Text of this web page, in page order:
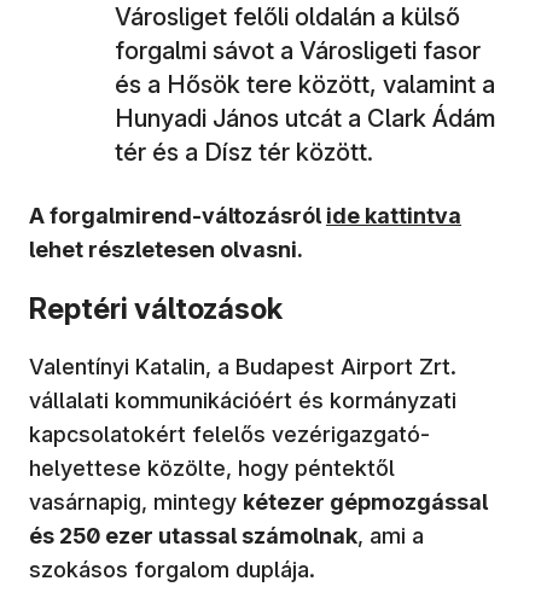
Városliget felőli oldalán a külső
forgalmi sávot a Városligeti fasor
és a Hősök tere között, valamint a
Hunyadi János utcát a Clark Ádám
tér és a Dísz tér között.
A forgalmirend-változásról ide kattintva
lehet részletesen olvasni.
Reptéri változások
Valentínyi Katalin, a Budapest Airport Zrt.
vállalati kommunikációért és kormányzati
kapcsolatokért felelős vezérigazgató-
helyettese közölte, hogy péntektől
vasárnapig, mintegy kétezer gépmozgással
és 250 ezer utassal számolnak, ami a
szokásos forgalom duplája.